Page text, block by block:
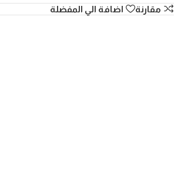
مقارنة
اضافة الي المفضلة